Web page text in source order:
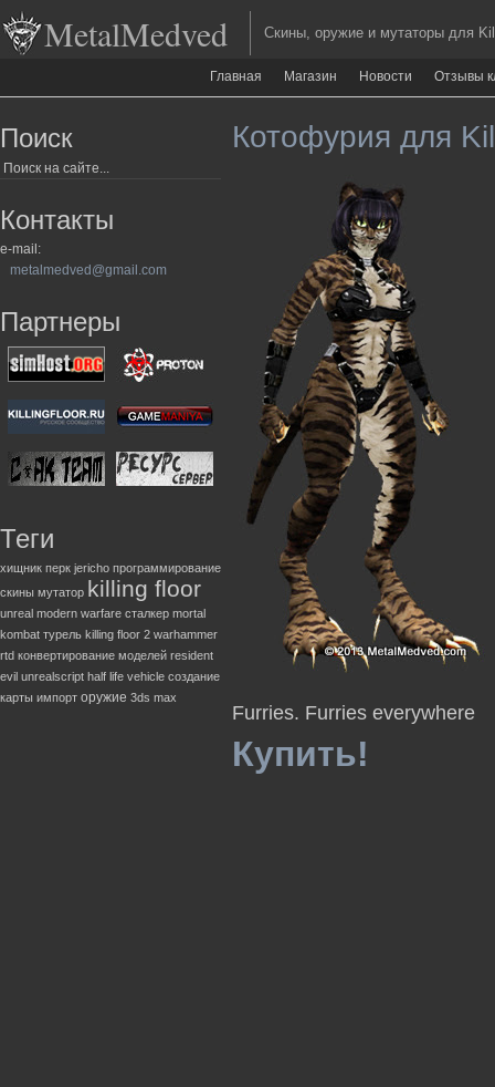
MetalMedved Скины, оружие и мутаторы для
Главная Магазин Новости Отзывы
Поиск
Контакты
e-mail:
metalmedved@gmail.com
Партнеры
Теги
хищник перк jericho программирование
скины мутатор killing floor
unreal modern warfare сталкер mortal
kombat турель killing floor 2 warhammer
rtd конвертирование моделей resident
evil unrealscript half life vehicle создание
карты импорт оружие 3ds max
Котофурия для
Furries. Furries everywhere
Купить!